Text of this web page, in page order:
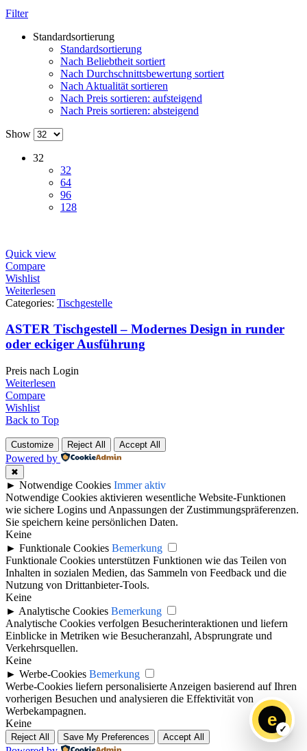
Filter
Standardsortierung
Standardsortierung
Nach Beliebtheit sortiert
Nach Durchschnittsbewertung sortiert
Nach Aktualität sortieren
Nach Preis sortieren: aufsteigend
Nach Preis sortieren: absteigend
Show
32
32
64
96
128
Quick view
Compare
Wishlist
Weiterlesen
Categories: Tischgestelle
ASTER Tischgestell – Modernes Design in runder
oder eckiger Ausführung
Preis nach Login
Weiterlesen
Compare
Wishlist
Back to Top
e
Customize Reject All Accept All
Powered by
✖
► Notwendige Cookies Immer aktiv
Notwendige Cookies aktivieren wesentliche Website-Funktionen
wie sichere Logins und Anpassungen der Zustimmungspräferenzen.
Sie speichern keine persönlichen Daten.
Keine
► Funktionale Cookies Bemerkung
Funktionale Cookies unterstützen Funktionen wie das Teilen von
Inhalten in sozialen Medien, das Sammeln von Feedback und die
Nutzung von Drittanbieter-Tools.
Keine
► Analytische Cookies Bemerkung
Analytische Cookies verfolgen Besucherinteraktionen und liefern
Einblicke in Metriken wie Besucheranzahl, Absprungrate und
Verkehrsquellen.
Keine
► Werbe-Cookies Bemerkung
Werbe-Cookies liefern personalisierte Anzeigen basierend auf Ihren
vorherigen Besuchen und analysieren die Effektivität von
Werbekampagnen.
Keine
Reject All Save My Preferences Accept All